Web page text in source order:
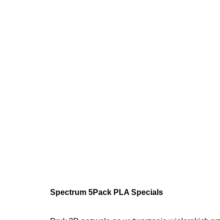
Spectrum 5Pack PLA Specials